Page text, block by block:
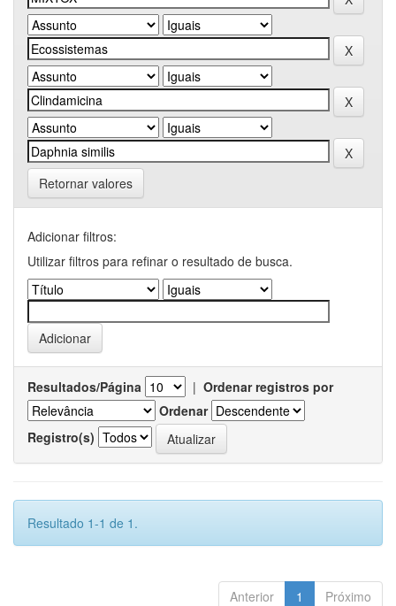
Retornar valores
Adicionar filtros:
Utilizar filtros para refinar o resultado de busca.
Resultados/Página | Ordenar registros por
Ordenar
Registro(s)
Resultado 1-1 de 1.
Anterior 1 Próximo